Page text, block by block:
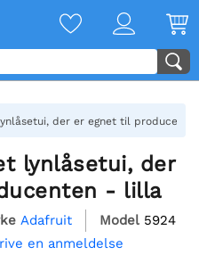
der er egnet til
lynlåsetui, der
- lilla
Adafruit Model 5924
en anmeldelse